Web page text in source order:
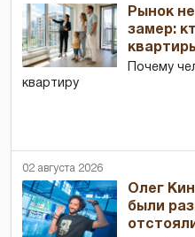
Рынок
замер:
Почему
квартиру
02 августа 2026
Олег
были